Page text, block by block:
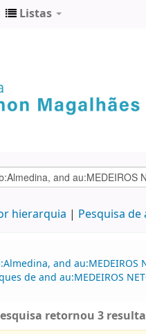
Listas
hierarquia Pesquisa
and
de and au:MEDEIROS
retornou 3